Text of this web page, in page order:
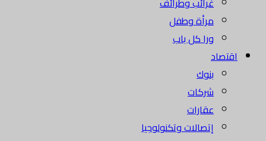
مرأة وطفل
ورا كل باب
اقتصاد
بنوك
شركات
عقارات
إتصالات وتكنولوجيا